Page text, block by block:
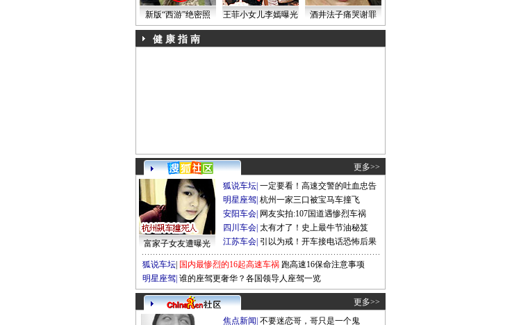
新版“西游”绝密照 王菲小女儿李嫣曝光 酒井法子痛哭谢罪
健 康 指 南
更多>>
富家子女友遭曝光
狐说车坛 一定要看！高速交警的吐血忠告
明星座驾 杭州一家三口被宝马车撞飞
安阳车会 网友实拍:107国道遇惨烈车祸
四川车会 太有才了！史上最牛节油秘笈
江苏车会 引以为戒！开车接电话恐怖后果
狐说车坛 国内最惨烈的16起高速车祸 跑高速16保命注意事项
明星座驾 谁的座驾更奢华？各国领导人座驾一览
更多>>
焦点新闻 不要迷恋哥，哥只是一个鬼